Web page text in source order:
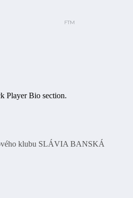
Player Bio section.
klubu SLÁVIA BANSKÁ